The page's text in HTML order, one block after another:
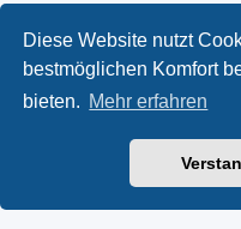
Diese Website nutzt
bestmöglichen Komfort
bieten. Mehr erfahren